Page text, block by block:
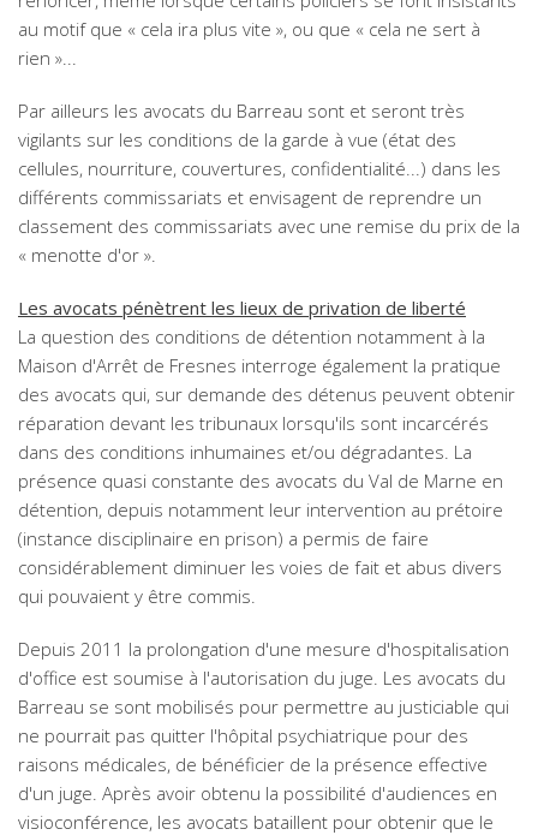
au motif que « cela ira plus vite », ou que « cela ne sert à
rien »...
Par ailleurs les avocats du Barreau sont et seront très
vigilants sur les conditions de la garde à vue (état des
cellules, nourriture, couvertures, confidentialité...) dans les
différents commissariats et envisagent de reprendre un
classement des commissariats avec une remise du prix de la
« menotte d'or ».
Les avocats pénètrent les lieux de privation de liberté
La question des conditions de détention notamment à la
Maison d'Arrêt de Fresnes interroge également la pratique
des avocats qui, sur demande des détenus peuvent obtenir
réparation devant les tribunaux lorsqu'ils sont incarcérés
dans des conditions inhumaines et/ou dégradantes. La
présence quasi constante des avocats du Val de Marne en
détention, depuis notamment leur intervention au prétoire
(instance disciplinaire en prison) a permis de faire
considérablement diminuer les voies de fait et abus divers
qui pouvaient y être commis.
Depuis 2011 la prolongation d'une mesure d'hospitalisation
d'office est soumise à l'autorisation du juge. Les avocats du
Barreau se sont mobilisés pour permettre au justiciable qui
ne pourrait pas quitter l'hôpital psychiatrique pour des
raisons médicales, de bénéficier de la présence effective
d'un juge. Après avoir obtenu la possibilité d'audiences en
visioconférence, les avocats bataillent pour obtenir que le